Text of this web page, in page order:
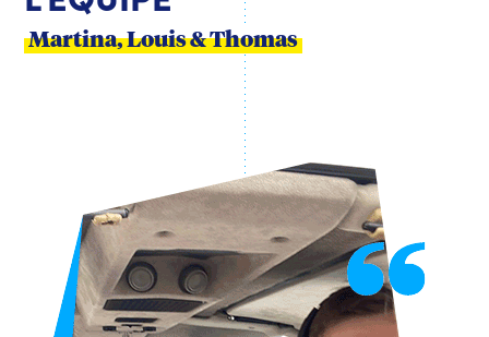
Martina, Louis & Thomas